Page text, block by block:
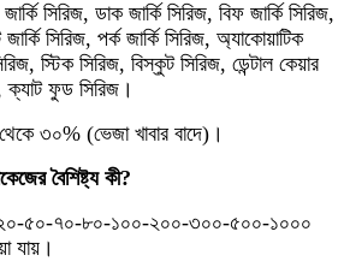
সিরিজ, ডাক জার্কি সিরিজ, বিফ জার্কি সিরিজ,
জার্কি সিরিজ, পর্ক জার্কি সিরিজ, অ্যাকোয়াটিক
স্টিক সিরিজ, বিস্কুট সিরিজ, ডেন্টাল কেয়ার
ক্যাট ফুড সিরিজ।
৩০% (ভেজা খাবার বাদে)।
বৈশিষ্ট্য কী?
২০-৫০-৭০-৮০-১০০-২০০-৩০০-৫০০-১০০০
যায়।